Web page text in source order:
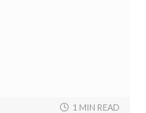
1 MIN READ